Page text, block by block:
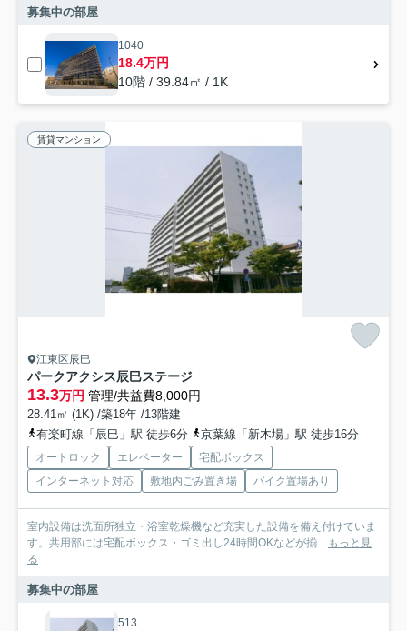
募集中の部屋
1040
18.4万円
10階 / 39.84㎡ / 1K
賃貸マンション
江東区辰巳
パークアクシス辰巳ステージ
13.3万円 管理/共益費8,000円
28.41㎡ (1K) /築18年 /13階建
有楽町線「辰巳」駅 徒歩6分
京葉線「新木場」駅 徒歩16分
オートロック エレベーター
宅配ボックス
インターネット対応
敷地内ごみ置き場 バイク置場あり
室内設備は洗面所独立・浴室乾燥機など充実した設備を備え付けていま
す。共用部には宅配ボックス・ゴミ出し24時間OKなどが揃... もっと見
る
募集中の部屋
513